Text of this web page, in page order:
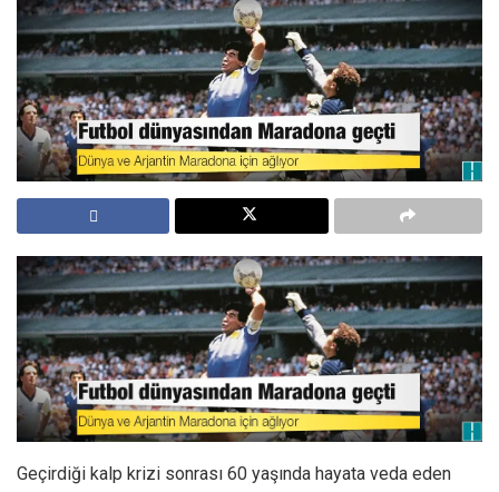
Geçirdiği kalp krizi sonrası 60 yaşında hayata veda eden